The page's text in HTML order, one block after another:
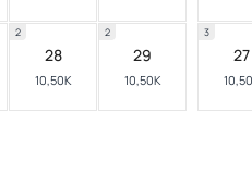
28
10,50K
2
29
10,50K
2
27
3